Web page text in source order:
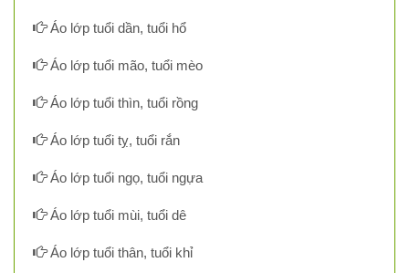
Áo lớp tuổi dần, tuổi hổ
Áo lớp tuổi mão, tuổi mèo
Áo lớp tuổi thìn, tuổi rồng
Áo lớp tuổi tỵ, tuổi rắn
Áo lớp tuổi ngọ, tuổi ngựa
Áo lớp tuổi mùi, tuổi dê
Áo lớp tuổi thân, tuổi khỉ